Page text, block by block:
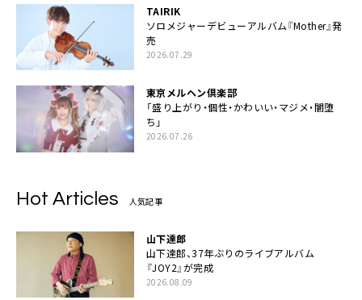
TAIRIK
ソロメジャーデビューアルバム『Mother』発
売
2026.07.29
東京メルヘン倶楽部
「盛り上がり・個性・かわいい・マジメ・闇堕
ち」
2026.07.26
Hot Articles 人気記事
山下達郎
山下達郎、37年ぶりのライブアルバム
『JOY2』が完成
2026.08.09